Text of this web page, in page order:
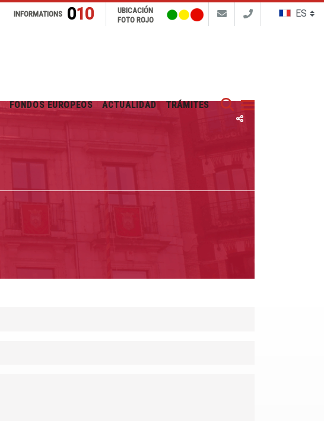
Buscar
INFORMATIONS 010
UBICACIÓN
FOTO ROJO
FONDOS EUROPEOS ACTUALIDAD TRÁMITES